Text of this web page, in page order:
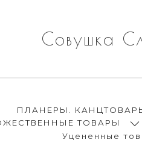
Совушка
ПЛАНЕРЫ.
ТОВАРЫ
Уцененные